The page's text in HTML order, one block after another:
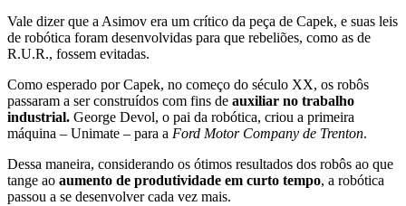
Vale dizer que a Asimov era um crítico da peça de Capek, e suas leis
de robótica foram desenvolvidas para que rebeliões, como as de
R.U.R., fossem evitadas.
Como esperado por Capek, no começo do século XX, os robôs
passaram a ser construídos com fins de auxiliar no trabalho
industrial. George Devol, o pai da robótica, criou a primeira
máquina – Unimate – para a Ford Motor Company de Trenton.
Dessa maneira, considerando os ótimos resultados dos robôs ao que
tange ao aumento de produtividade em curto tempo, a robótica
passou a se desenvolver cada vez mais.